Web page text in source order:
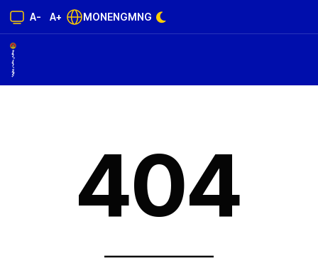
A- A+ MONENGMNG
404
______________